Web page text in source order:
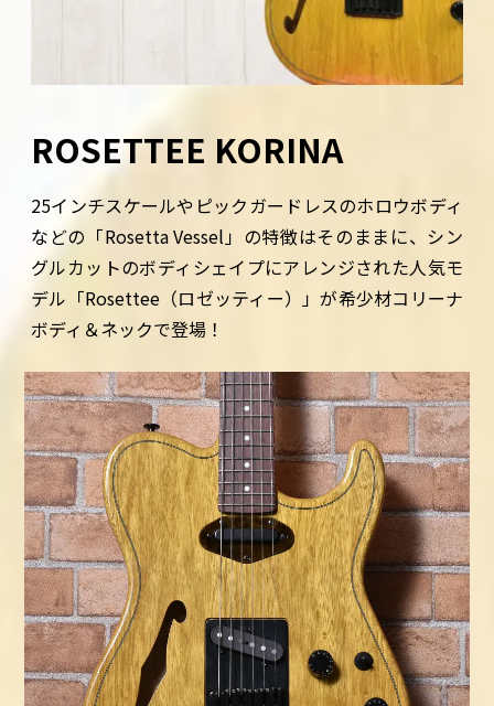
ROSETTEE KORINA
25インチスケールやピックガードレスのホロウボディ
などの「Rosetta Vessel」の特徴はそのままに、シン
グルカットのボディシェイプにアレンジされた人気モ
デル「Rosettee（ロゼッティー）」が希少材コリーナ
ボディ＆ネックで登場！